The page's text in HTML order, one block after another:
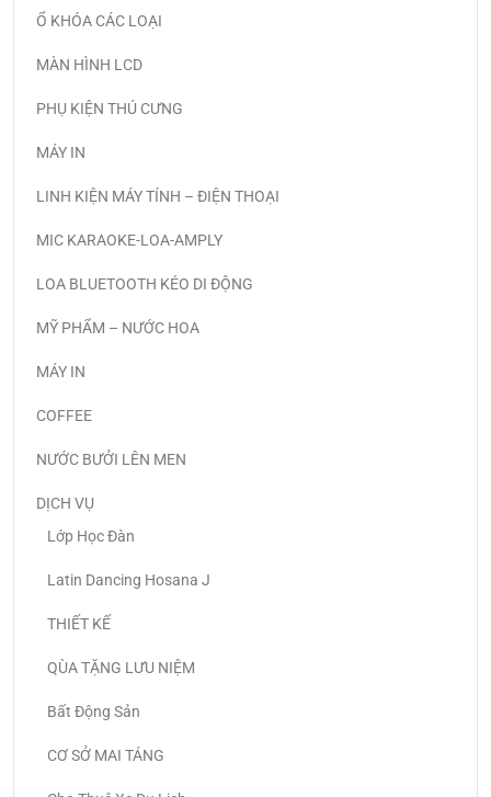
Ổ KHÓA CÁC LOẠI
MÀN HÌNH LCD
PHỤ KIỆN THÚ CƯNG
MÁY IN
LINH KIỆN MÁY TÍNH – ĐIỆN THOẠI
MIC KARAOKE-LOA-AMPLY
LOA BLUETOOTH KÉO DI ĐỘNG
MỸ PHẨM – NƯỚC HOA
MÁY IN
COFFEE
NƯỚC BƯỞI LÊN MEN
DỊCH VỤ
Lớp Học Đàn
Latin Dancing Hosana J
THIẾT KẾ
QÙA TẶNG LƯU NIỆM
Bất Động Sản
CƠ SỞ MAI TÁNG